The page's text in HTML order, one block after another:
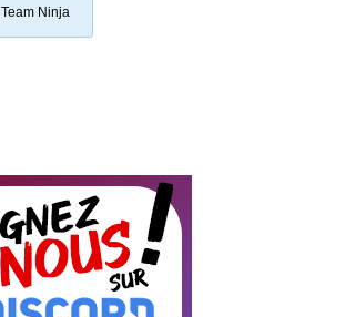
Team Ninja